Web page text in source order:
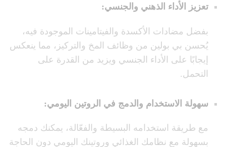
تعزيز الأداء الذهني والجنسي:
بفضل مضادات الأكسدة والفيتامينات الموجودة فيه،
يُحسن بي بولين من وظائف المخ والتركيز، مما ينعكس
إيجابًا على الأداء الجنسي ويزيد من القدرة على
التحمل.
سهولة الاستخدام والدمج في الروتين اليومي:
مع طريقة استخدامه البسيطة والفعّالة، يمكنك دمجه
بسهولة مع نظامك الغذائي وروتينك اليومي دون الحاجة